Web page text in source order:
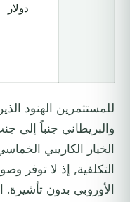
دولار
للمستثمرين الهنود
والبريطاني جنباً إلى
الخيار الكاريبي
التكلفية, إذ لا توفر
الأوروبي بدون